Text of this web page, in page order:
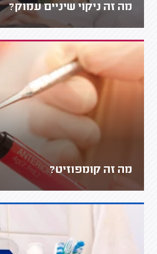
מה זה ניקוי שיניים עמוק?
מה זה קומפוזיט?